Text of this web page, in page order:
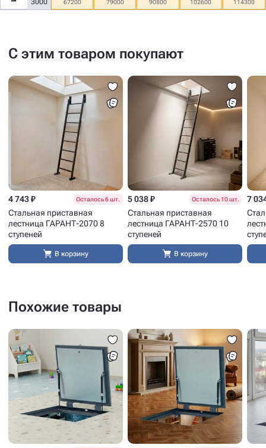
3000
67200 79000 90800 102600 114300
С этим товаром покупают
4 743 ₽ Осталось 6 шт.
Стальная приставная
лестница ГАРАНТ-2070 8
ступеней
В корзину
5 038 ₽ Осталось 10 шт.
Стальная приставная
лестница ГАРАНТ-2570 10
ступеней
В корзину
7
Похожие товары